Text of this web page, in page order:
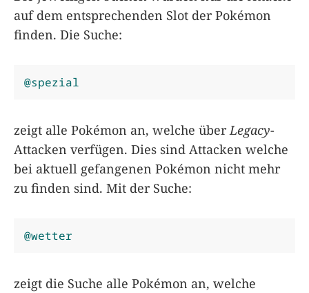
auf dem entsprechenden Slot der Pokémon
finden. Die Suche:
@spezial
zeigt alle Pokémon an, welche überLegacy-
Attacken verfügen. Dies sind Attacken welche
bei aktuell gefangenen Pokémon nicht mehr
zu finden sind. Mit der Suche:
@wetter
zeigt die Suche alle Pokémon an, welche